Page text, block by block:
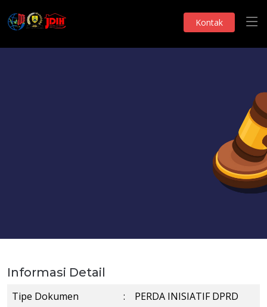
Kontak
Informasi Detail
Tipe Dokumen :
PERDA INISIATIF DPRD